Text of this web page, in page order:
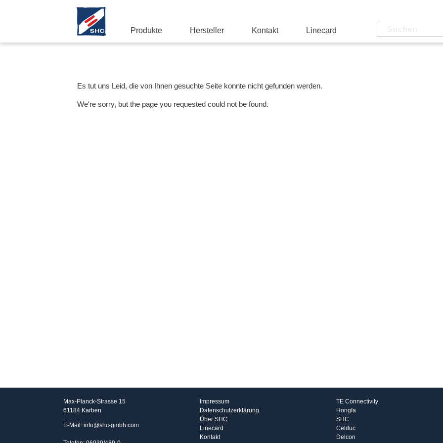
Produkte Hersteller Kontakt Linecard
Es tut uns Leid, die von Ihnen gesuchte Seite konnte nicht gefunden werden.
We're sorry, but the page you requested could not be found.
Max-Planck-Strasse 15
61184 Karben
E-Mail: info@shc-gmbh.com
Impressum
Datenschutzerklärung
Über SHC
Linecard
Kontakt
TE Connectivity
Hongfa
SHC
Celduc
Delcon